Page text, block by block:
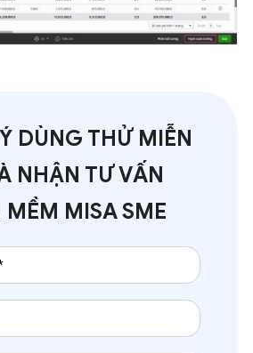
DÙNG THỬ MIỄN
NHẬN TƯ VẤN
MỀM MISA SME